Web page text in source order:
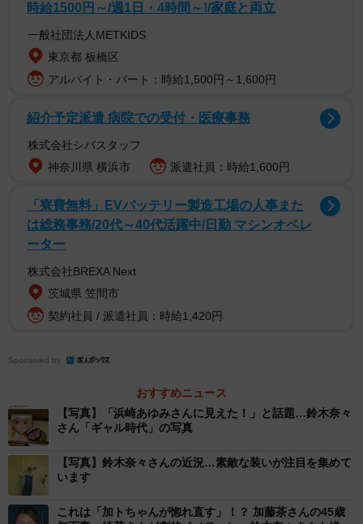
鈴木奈々さんのインスタグラム（＠nana_suzuki79）より
い」「浜崎あゆみさんに見えました」「私も、あゆに見え
さらに「こんな懐かしいギャル時代の写真をおばあちゃん
はちゃんと飾っているんだなぁ〜」「ばあちゃんが一番の
ファンって素敵ですね」といったコメントも寄せられてい
ます。
時給1500円～/週1日・4時間～!/家庭と両立
一般社団法人METKIDS
東京都 板橋区
アルバイト・パート：時給1,500円～1,600円
紹介予定派遣 病院での受付・医療事務
株式会社シバスタッフ
神奈川県 横浜市
派遣社員：時給1,600円
「寮費無料」EVバッテリー製造工場の人事また
は総務事務/20代～40代活躍中/日勤 マシンオペレ
ーター
株式会社BREXA Next
茨城県 笠間市
契約社員 / 派遣社員：時給1,420円
Sponsored by
おすすめニュース
【写真】「浜崎あゆみさんに見えた！」と話題…鈴木奈々
さん「ギャル時代」の写真
【写真】鈴木奈々さんの近況…素敵な装いが注目を集めて
います
これは「加トちゃんが惚れ直す」！？ 加藤茶さんの45歳